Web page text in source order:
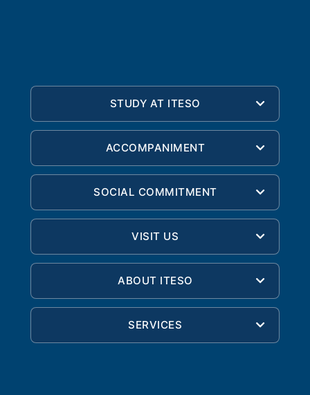
STUDY AT ITESO
ACCOMPANIMENT
SOCIAL COMMITMENT
VISIT US
ABOUT ITESO
SERVICES